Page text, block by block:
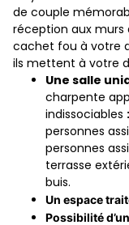
de couple
réception aux murs
cachet fou à votre
ils mettent à votre
Une salle
charpente
indissociables :
personnes
personnes
terrasse
buis.
Un espace
Possibilité